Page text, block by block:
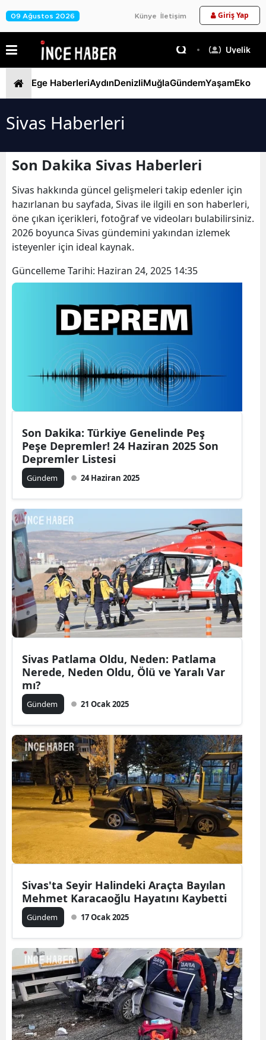
09 Ağustos 2026 Künye İletişim Giriş Yap
Üyelik
Ege HaberleriAydınDenizliMuğlaGündemYaşam
Sivas Haberleri
Son Dakika Sivas Haberleri
Sivas hakkında güncel gelişmeleri takip edenler için
hazırlanan bu sayfada, Sivas ile ilgili en son haberleri,
öne çıkan içerikleri, fotoğraf ve videoları bulabilirsiniz.
2026 boyunca Sivas gündemini yakından izlemek
isteyenler için ideal kaynak.
Güncelleme Tarihi: Haziran 24, 2025 14:35
Son Dakika: Türkiye Genelinde Peş
Peşe Depremler! 24 Haziran 2025 Son
Depremler Listesi
Gündem 24 Haziran 2025
Sivas Patlama Oldu, Neden: Patlama
Nerede, Neden Oldu, Ölü ve Yaralı Var
mı?
Gündem 21 Ocak 2025
Sivas'ta Seyir Halindeki Araçta Bayılan
Mehmet Karacaoğlu Hayatını Kaybetti
Gündem 17 Ocak 2025